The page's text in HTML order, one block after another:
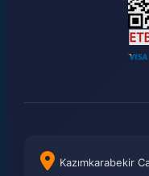
Kazımkarabekir